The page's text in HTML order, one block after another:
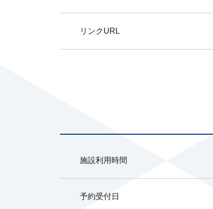
リンクURL
施設利用時間
予約受付日